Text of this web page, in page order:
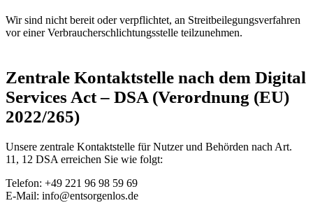
Wir sind nicht bereit oder verpflichtet, an Streitbeilegungsverfahren
vor einer Verbraucherschlichtungsstelle teilzunehmen.
Zentrale Kontaktstelle nach dem Digital
Services Act – DSA (Verordnung (EU)
2022/265)
Unsere zentrale Kontaktstelle für Nutzer und Behörden nach Art.
11, 12 DSA erreichen Sie wie folgt:
Telefon: +49 221 96 98 59 69
E-Mail: info@entsorgenlos.de